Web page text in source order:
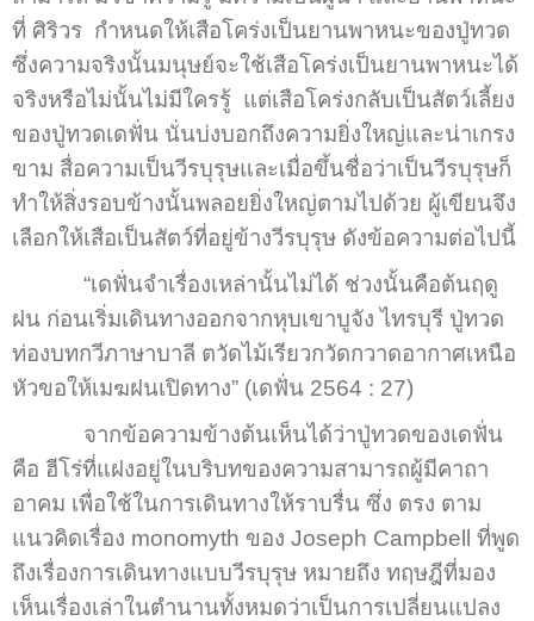
ที่ ศิริวร กำหนดให้เสือโคร่งเป็นยานพาหนะของปู่ทวด
ซึ่งความจริงนั้นมนุษย์จะใช้เสือโคร่งเป็นยานพาหนะได้
จริงหรือไม่นั้นไม่มีใครรู้ แต่เสือโคร่งกลับเป็นสัตว์เลี้ยง
ของปู่ทวดเดฟั่น นั่นบ่งบอกถึงความยิ่งใหญ่และน่าเกรง
ขาม สื่อความเป็นวีรบุรุษและเมื่อขึ้นชื่อว่าเป็นวีรบุรุษก็
ทำให้สิ่งรอบข้างนั้นพลอยยิ่งใหญ่ตามไปด้วย ผู้เขียนจึง
เลือกให้เสือเป็นสัตว์ที่อยู่ข้างวีรบุรุษ ดังข้อความต่อไปนี้
“เดฟั่นจำเรื่องเหล่านั้นไม่ได้ ช่วงนั้นคือต้นฤดู
ฝน ก่อนเริ่มเดินทางออกจากหุบเขาบูจัง ไทรบุรี ปู่ทวด
ท่องบทกวีภาษาบาลี ตวัดไม้เรียวกวัดกวาดอากาศเหนือ
หัวขอให้เมฆฝนเปิดทาง” (เดฟั่น 2564 : 27)
จากข้อความข้างต้นเห็นได้ว่าปู่ทวดของเดฟั่น
คือ ฮีโร่ที่แฝงอยู่ในบริบทของความสามารถผู้มีคาถา
อาคม เพื่อใช้ในการเดินทางให้ราบรื่น ซึ่ง ตรง ตาม
แนวคิดเรื่อง monomyth ของ Joseph Campbell ที่พูด
ถึงเรื่องการเดินทางแบบวีรบุรุษ หมายถึง ทฤษฎีที่มอง
เห็นเรื่องเล่าในตำนานทั้งหมดว่าเป็นการเปลี่ยนแปลง